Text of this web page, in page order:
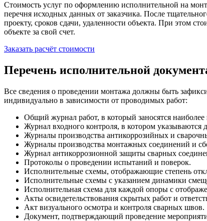
Стоимость услуг по оформлению исполнительной на
перечня исходных данных от заказчика. После
проекту, сроков сдачи, удаленности объекта. При этом
объекте за свой счет.
Заказать расчёт стоимости
Перечень исполнительной
Все сведения о проведении монтажа должны быть
индивидуально в зависимости от проводимых работ:
Общий журнал работ, в который заносятся
Журнал входного контроля, в котором указываются
Журналы производства антикоррозийных и
Журналы производства монтажных соединений и
Журнал антикоррозионной защиты сварных
Протоколы о проведении испытаний и поверок.
Исполнительные схемы, отображающие степень
Исполнительные схемы с указанием динамики
Исполнительная схема для каждой опоры с
Акты освидетельствования скрытых работ и
Акт визуального осмотра и контроля сварных швов.
Документ, подтверждающий проведение